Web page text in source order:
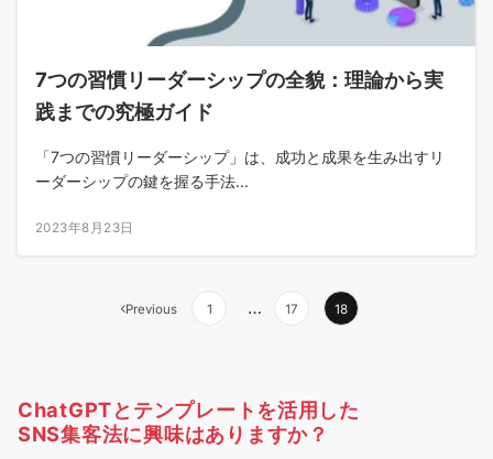
7つの習慣リーダーシップの全貌：理論から実
践までの究極ガイド
「7つの習慣リーダーシップ」は、成功と成果を生み出すリ
ーダーシップの鍵を握る手法...
2023年8月23日
ペ
Previous 1 … 17 18
ChatGPTとテンプレートを活用した
SNS集客法に興味はありますか？